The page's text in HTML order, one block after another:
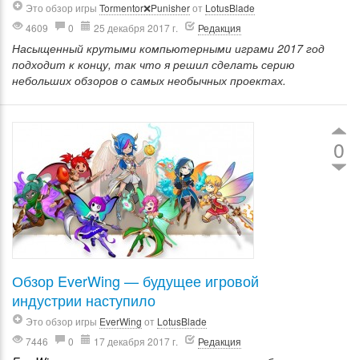
Это обзор игры Tormentor❌Punisherот LotusBlade
4609
0 25 декабря 2017 г. Редакция
Насыщенный крутыми компьютерными играми 2017 год
подходит к концу, так что я решил сделать серию
небольших обзоров о самых необычных проектах.
0
Обзор EverWing — будущее игровой
индустрии наступило
Это обзор игры EverWing от LotusBlade
7446
0 17 декабря 2017 г. Редакция